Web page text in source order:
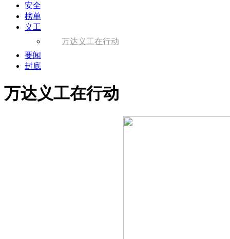
安全
榜单
义工
万达义工在行动
要闻
封底
万达义工在行动